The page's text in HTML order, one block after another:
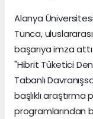
Alanya
Tunca,
başarıya imza
"Hibrit Tüketici
Tabanlı
başlıklı araştırma
programlarından